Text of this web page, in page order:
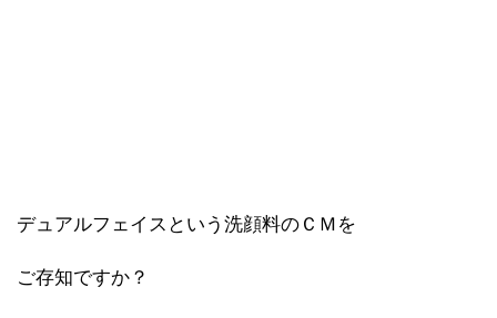
デュアルフェイスという洗顔料のＣＭを
ご存知ですか？